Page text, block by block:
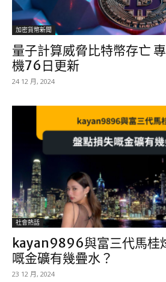
加密貨幣新聞
量子計算威脅比特幣存亡
機76日更新
24 12 月, 2024
社會熱話
kayan9896與富三代馬桂
嘅金礦有幾疊水？
23 12 月, 2024